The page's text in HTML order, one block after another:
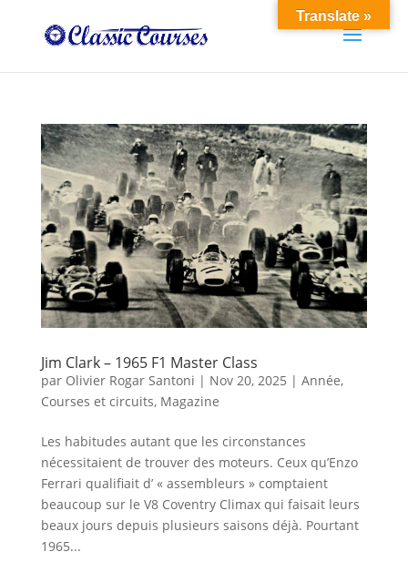
Jim Clark – 1965 F1 Master Class
par Olivier Rogar Santoni | Nov 20, 2025 | Année,
Courses et circuits, Magazine
Les habitudes autant que les circonstances
nécessitaient de trouver des moteurs. Ceux qu’Enzo
Ferrari qualifiait d’ « assembleurs » comptaient
beaucoup sur le V8 Coventry Climax qui faisait leurs
beaux jours depuis plusieurs saisons déjà. Pourtant
1965...
Translate »